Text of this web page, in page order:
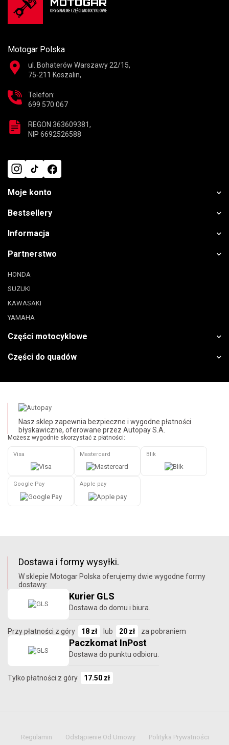
Motogar Polska
ul. Bohaterów Warszawy 22/15,
75-211 Koszalin,
Telefon:
699 570 067
REGON 363609381,
NIP 6692526588
Moje konto
Bestsellery
Informacja
Partnerstwo
HONDA
SUZUKI
KAWASAKI
YAMAHA
Części motocyklowe
Części do quadów
Nasz sklep zapewnia bezpieczne i wygodne płatności
błyskawiczne, oferowane przez Autopay S.A.
Możesz wygodnie skorzystać z płatności:
Visa Mastercard Blik
Google Pay Apple pay
Dostawa i formy wysyłki.
W sklepie Motogar Polska oferujemy dwie wygodne formy
dostawy:
Kurier GLS
Dostawa do domu i biura.
Przy płatności z góry 18 zł lub 20 zł za pobraniem
Paczkomat InPost
Dostawa do punktu odbioru.
Tylko płatności z góry 17.50 zł
Regulamin Odstąpienie Od Umowy Polityka Prywatności